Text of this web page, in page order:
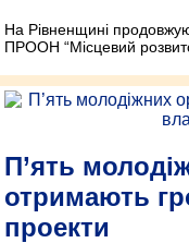
На Рівненщині
ПРООН “Місцевий
П’ять
отримають
проекти